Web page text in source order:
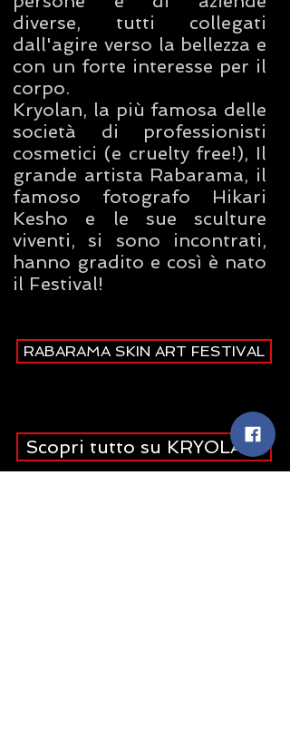
diverse, tutti collegati
dall'agire verso la bellezza e
con un forte interesse per il
corpo.
Kryolan, la più famosa delle
società di professionisti
cosmetici (e cruelty free!), Il
grande artista Rabarama, il
famoso fotografo Hikari
Kesho e le sue sculture
viventi, si sono incontrati,
hanno gradito e così è nato
il Festival!
Scopri tutto su KRYOLAN!
RABARAMA SKIN ART FESTIVAL